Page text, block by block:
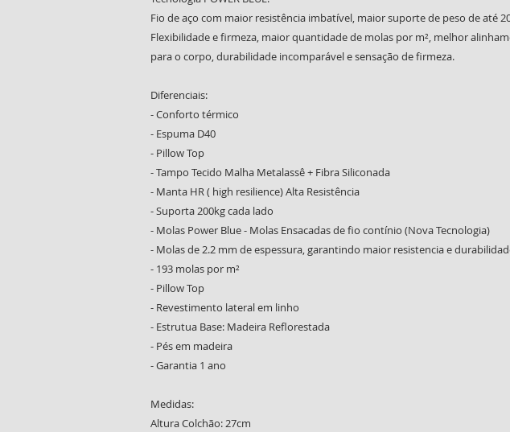
Fio de aço com maior resistência imbatível, maior suporte de peso de até
Flexibilidade e firmeza, maior quantidade de molas por m², melhor
para o corpo, durabilidade incomparável e sensação de firmeza.
Diferenciais:
- Conforto térmico
- Espuma D40
- Pillow Top
- Tampo Tecido Malha Metalassê + Fibra Siliconada
- Manta HR ( high resilience) Alta Resistência
- Suporta 200kg cada lado
- Molas Power Blue - Molas Ensacadas de fio contínio (Nova Tecnologia)
- Molas de 2.2 mm de espessura, garantindo maior resistencia e
- 193 molas por m²
- Pillow Top
- Revestimento lateral em linho
- Estrutua Base: Madeira Reflorestada
- Pés em madeira
- Garantia 1 ano
Medidas:
Altura Colchão: 27cm